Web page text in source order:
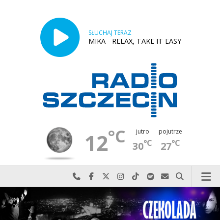
SŁUCHAJ TERAZ
MIKA - RELAX, TAKE IT EASY
12°C jutro
30°C
pojutrze
27°C
Najlepiej po prostu do nas zadzwoń
Odwiedź nas na Facebook-u
Odwiedź nas na X
Odwiedź nas na Instagram-ie
Odwiedź nas na TikTok-u
Szukaj nas na Spotify
Wyślij do nas
Szukaj